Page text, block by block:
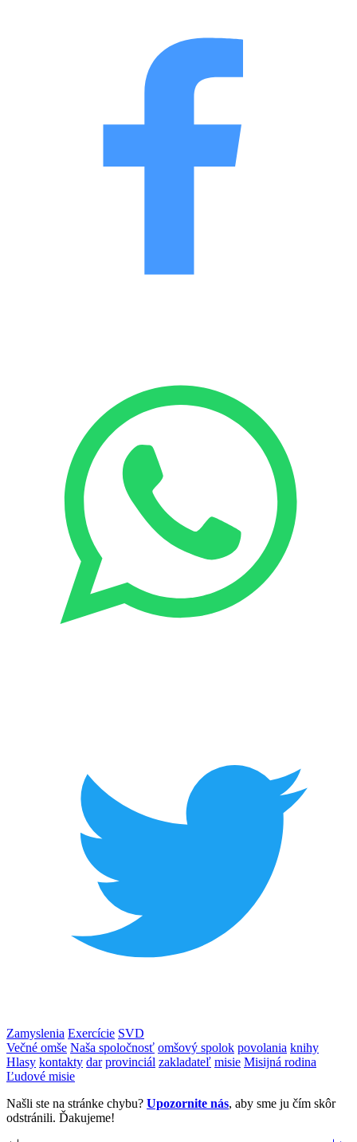
Zamyslenia Exercície SVD
Večné omše Naša spoločnosť omšový spolok povolania knihy
Hlasy kontakty dar provinciál zakladateľ misie Misijná rodina
Ľudové misie
Našli ste na stránke chybu? Upozornite nás, aby sme ju čím skôr
odstránili. Ďakujeme!